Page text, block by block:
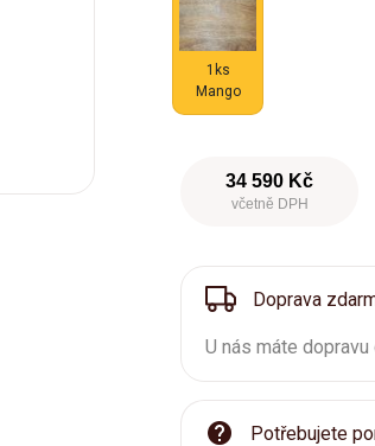
1ks
Mango
34 590 Kč
včetně DPH
Doprava
U nás máte
Potřebujete